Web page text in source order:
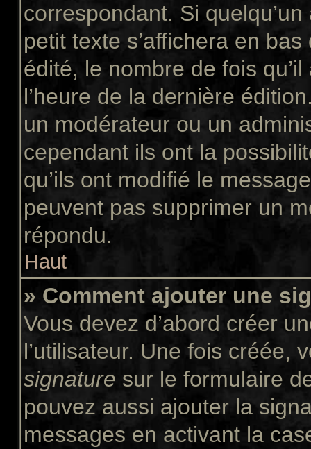
correspondant. Si
petit texte s’affichera en
édité, le nombre de fois
l’heure de la dernière
un modérateur ou un
cependant ils ont la
qu’ils ont modifié le
peuvent pas supprimer un
répondu.
Haut
» Comment ajouter une
Vous devez d’abord créer
l’utilisateur. Une fois créée,
signature sur le formulaire
pouvez aussi ajouter la
messages en activant la